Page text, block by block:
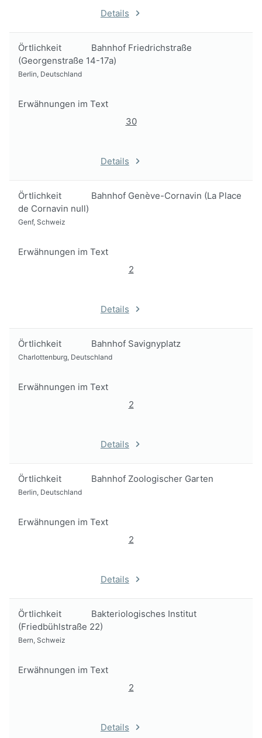
Details
Örtlichkeit
Bahnhof Friedrichstraße
(Georgenstraße 14-17a)
Berlin, Deutschland
Erwähnungen im Text
30
Details
Örtlichkeit
Bahnhof Genève-Cornavin (La Place
de Cornavin null)
Genf, Schweiz
Erwähnungen im Text
2
Details
Örtlichkeit Bahnhof Savignyplatz
Charlottenburg, Deutschland
Erwähnungen im Text
2
Details
Örtlichkeit Bahnhof Zoologischer Garten
Berlin, Deutschland
Erwähnungen im Text
2
Details
Örtlichkeit
Bakteriologisches Institut
(Friedbühlstraße 22)
Bern, Schweiz
Erwähnungen im Text
2
Details